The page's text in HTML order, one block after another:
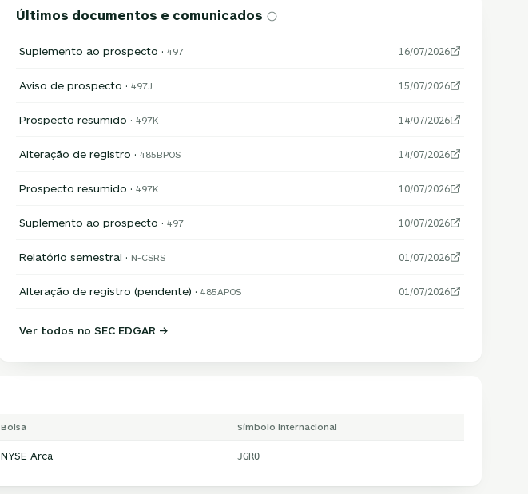
Últimos documentos e comunicados
Suplemento ao prospecto · 497 16/07/2026
Aviso de prospecto · 497J 15/07/2026
Prospecto resumido · 497K 14/07/2026
Alteração de registro · 485BPOS 14/07/2026
Prospecto resumido · 497K 10/07/2026
Suplemento ao prospecto · 497 10/07/2026
Relatório semestral · N-CSRS 01/07/2026
Alteração de registro (pendente) · 485APOS 01/07/2026
Ver todos no SEC EDGAR →
Bolsa Símbolo internacional
NYSE Arca JGRO